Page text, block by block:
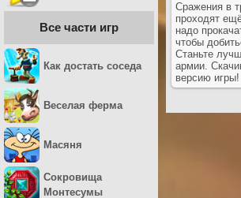
Сражения в
проходят
надо
чтобы
Станьте
армии.
версию игры!
Все части игр
Как достать соседа
Веселая ферма
Масяня
Сокровища
Монтесумы